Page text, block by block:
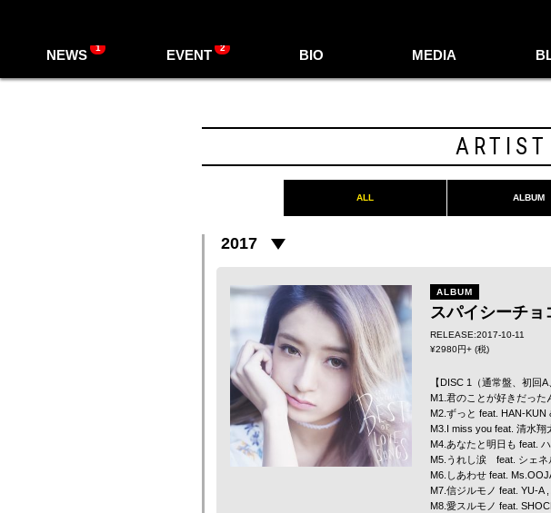
NEWS 1 EVENT 2 BIO MEDIA
ALL ALBUM
2017
ALBUM
スパイシーチョ
RELEASE:2017-10-11
¥2980円+ (税)
【DISC 1（通常盤、初回
M1.君のことが好きだった
M2.ずっと feat. HAN-KUN
M3.I miss you feat. 清水翔
M4.あなたと明日も feat.
M5.うれし涙 feat. シェネ
M6.しあわせ feat.
M7.信ジルモノ feat. YU-A,
M8.愛スルモノ feat.